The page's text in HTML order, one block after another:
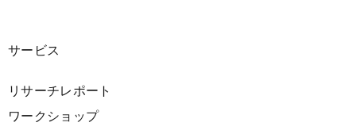
サービス
リサーチレポート
ワークショップ